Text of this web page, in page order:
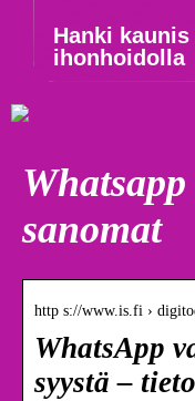
Hanki
ihonhoidolla
sanomat
http s://www.is.fi ›
WhatsApp
syystä –